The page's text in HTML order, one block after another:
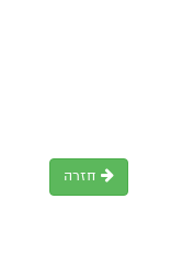
חזרה